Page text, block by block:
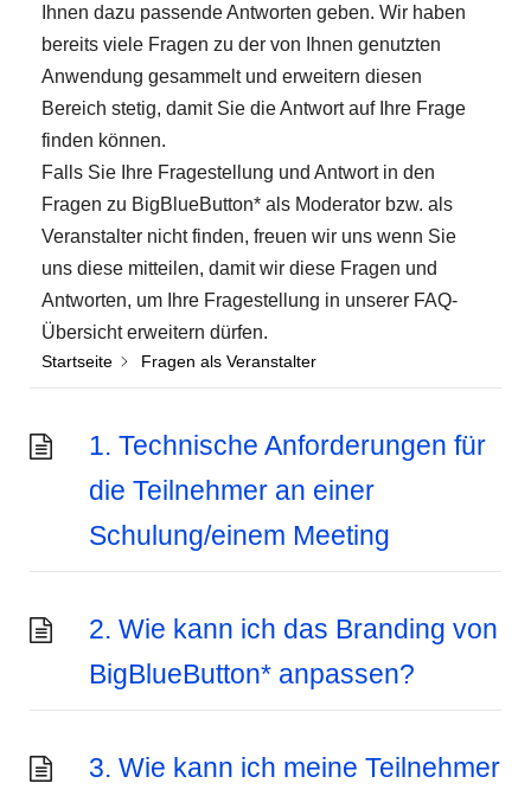
Ihnen dazu passende Antworten geben. Wir haben
bereits viele Fragen zu der von Ihnen genutzten
Anwendung gesammelt und erweitern diesen
Bereich stetig, damit Sie die Antwort auf Ihre Frage
finden können.
Falls Sie Ihre Fragestellung und Antwort in den
Fragen zu BigBlueButton* als Moderator bzw. als
Veranstalter nicht finden, freuen wir uns wenn Sie
uns diese mitteilen, damit wir diese Fragen und
Antworten, um Ihre Fragestellung in unserer FAQ-
Übersicht erweitern dürfen.
Startseite Fragen als Veranstalter
1. Technische Anforderungen für
die Teilnehmer an einer
Schulung/einem Meeting
2. Wie kann ich das Branding von
BigBlueButton* anpassen?
3. Wie kann ich meine Teilnehmer